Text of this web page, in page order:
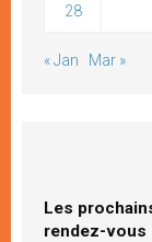
28
« Jan Mar »
Les
rendez-vous